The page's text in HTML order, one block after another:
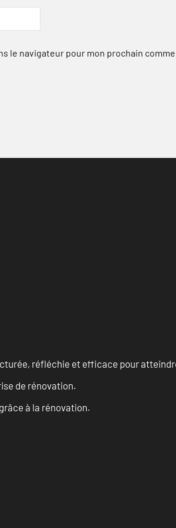
le navigateur pour mon prochain
réfléchie et efficace pour
de rénovation.
à la rénovation.